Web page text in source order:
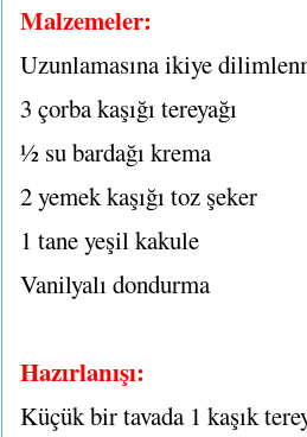
Malzemeler:
Uzunlamasına ikiye
3 çorba kaşığı tereyağı
½ su bardağı krema
2 yemek kaşığı toz şeker
1 tane yeşil kakule
Vanilyalı dondurma
Hazırlanışı:
Küçük bir tavada 1 kaşık